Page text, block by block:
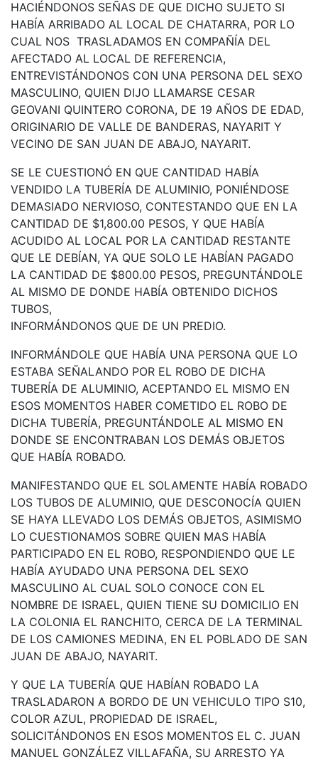
HACIÉNDONOS SEÑAS DE QUE DICHO SUJETO SI
HABÍA ARRIBADO AL LOCAL DE CHATARRA, POR LO
CUAL NOS TRASLADAMOS EN COMPAÑÍA DEL
AFECTADO AL LOCAL DE REFERENCIA,
ENTREVISTÁNDONOS CON UNA PERSONA DEL SEXO
MASCULINO, QUIEN DIJO LLAMARSE CESAR
GEOVANI QUINTERO CORONA, DE 19 AÑOS DE EDAD,
ORIGINARIO DE VALLE DE BANDERAS, NAYARIT Y
VECINO DE SAN JUAN DE ABAJO, NAYARIT.
SE LE CUESTIONÓ EN QUE CANTIDAD HABÍA
VENDIDO LA TUBERÍA DE ALUMINIO, PONIÉNDOSE
DEMASIADO NERVIOSO, CONTESTANDO QUE EN LA
CANTIDAD DE $1,800.00 PESOS, Y QUE HABÍA
ACUDIDO AL LOCAL POR LA CANTIDAD RESTANTE
QUE LE DEBÍAN, YA QUE SOLO LE HABÍAN PAGADO
LA CANTIDAD DE $800.00 PESOS, PREGUNTÁNDOLE
AL MISMO DE DONDE HABÍA OBTENIDO DICHOS
TUBOS,
INFORMÁNDONOS QUE DE UN PREDIO.
INFORMÁNDOLE QUE HABÍA UNA PERSONA QUE LO
ESTABA SEÑALANDO POR EL ROBO DE DICHA
TUBERÍA DE ALUMINIO, ACEPTANDO EL MISMO EN
ESOS MOMENTOS HABER COMETIDO EL ROBO DE
DICHA TUBERÍA, PREGUNTÁNDOLE AL MISMO EN
DONDE SE ENCONTRABAN LOS DEMÁS OBJETOS
QUE HABÍA ROBADO.
MANIFESTANDO QUE EL SOLAMENTE HABÍA ROBADO
LOS TUBOS DE ALUMINIO, QUE DESCONOCÍA QUIEN
SE HAYA LLEVADO LOS DEMÁS OBJETOS, ASIMISMO
LO CUESTIONAMOS SOBRE QUIEN MAS HABÍA
PARTICIPADO EN EL ROBO, RESPONDIENDO QUE LE
HABÍA AYUDADO UNA PERSONA DEL SEXO
MASCULINO AL CUAL SOLO CONOCE CON EL
NOMBRE DE ISRAEL, QUIEN TIENE SU DOMICILIO EN
LA COLONIA EL RANCHITO, CERCA DE LA TERMINAL
DE LOS CAMIONES MEDINA, EN EL POBLADO DE SAN
JUAN DE ABAJO, NAYARIT.
Y QUE LA TUBERÍA QUE HABÍAN ROBADO LA
TRASLADARON A BORDO DE UN VEHICULO TIPO S10,
COLOR AZUL, PROPIEDAD DE ISRAEL,
SOLICITÁNDONOS EN ESOS MOMENTOS EL C. JUAN
MANUEL GONZÁLEZ VILLAFAÑA, SU ARRESTO YA